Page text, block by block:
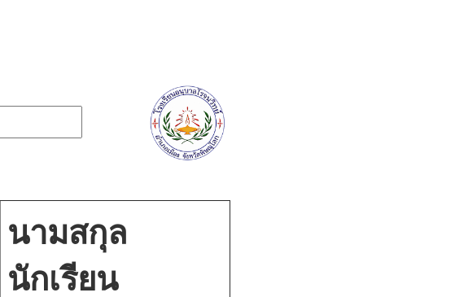
นามสกุล
นักเรียน